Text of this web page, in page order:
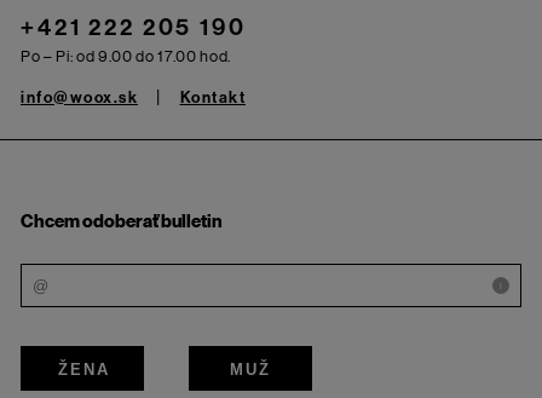
+421 222 205 190
Po – Pi: od 9.00 do 17.00 hod.
info@woox.sk Kontakt
Chcem odoberať bulletin
i
ŽENA MUŽ